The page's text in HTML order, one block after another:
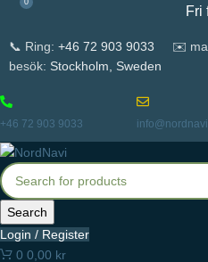
Fri
📞 Ring: +46 72 903 9033 ✉️
besök: Stockholm, Sweden
+46 72 903 9033
Search
Login / Register
0 0,00 kr
0